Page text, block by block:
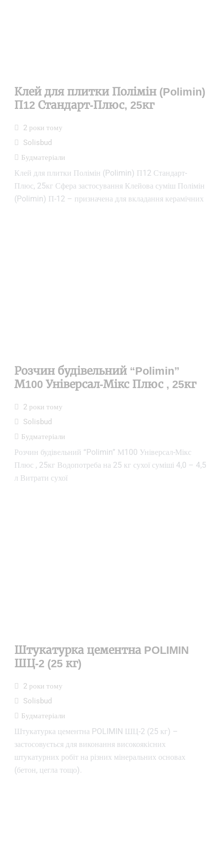
Клей для плитки Полімін (Polimin)
П12 Стандарт-Плюс, 25кг
2 роки тому
Solisbud
Будматеріали
Клей для плитки Полімін (Polimin) П12 Стандарт-
Плюс, 25кг Сфера застосування Клейова суміш Полімін
(Polimin) П-12 – призначена для вкладання керамічних
Розчин будівельний “Polimin”
М100 Універсал-Мікс Плюс , 25кг
2 роки тому
Solisbud
Будматеріали
Розчин будівельний “Polimin” М100 Універсал-Мікс
Плюс , 25кг Водопотреба на 25 кг сухої суміші 4,0 – 4,5
л Витрати сухої
Штукатурка цементна POLIMIN
ШЦ-2 (25 кг)
2 роки тому
Solisbud
Будматеріали
Штукатурка цементна POLIMIN ШЦ-2 (25 кг) –
застосовується для виконання високоякісних
штукатурних робіт на різних мінеральних основах
(бетон, цегла тощо).